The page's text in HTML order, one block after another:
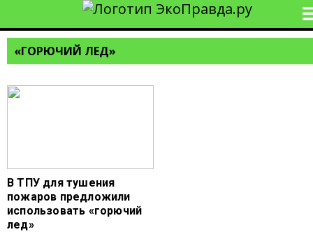
«ГОРЮЧИЙ ЛЕД»
В ТПУ для тушения
пожаров предложили
использовать «горючий
лед»